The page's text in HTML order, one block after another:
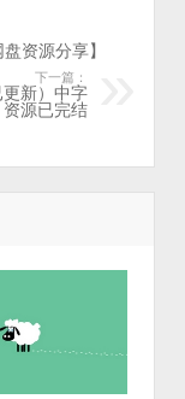
资源分享】
下一篇：
更新）中字
资源已完结